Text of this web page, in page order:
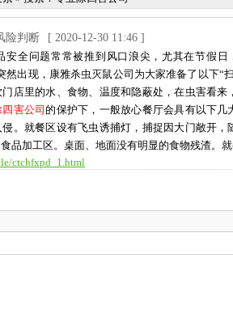
险判断
[ 2020-12-30 11:46 ]
安全问题常常被推到风口浪尖，尤其在节假日
然出现，康雅杀虫灭鼠公司为大家准备了以下“
店里的水、食物、温度和隐蔽处，在虫害看来
四害公司的保护下，一般放心餐厅会具有以下几
。就餐区设有飞虫诱捕灯，捕捉因大门敞开，
品加工区。桌面、地面没有明显的食物残渣。
ctchfxpd_1.html